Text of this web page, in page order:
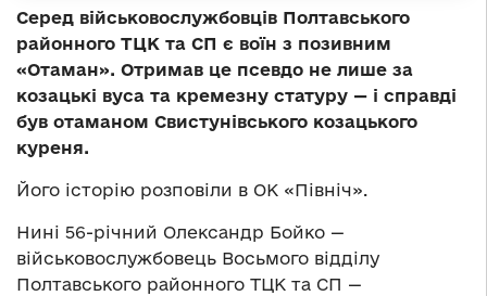
Серед військовослужбовців Полтавського
районного ТЦК та СП є воїн з позивним
«Отаман». Отримав це псевдо не лише за
козацькі вуса та кремезну статуру — і справді
був отаманом Свистунівського козацького
куреня.
Його історію розповіли в ОК «Північ».
Нині 56-річний Олександр Бойко —
військовослужбовець Восьмого відділу
Полтавського районного ТЦК та СП —